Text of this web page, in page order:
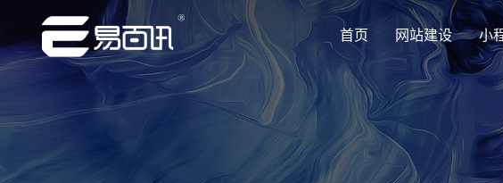
首页 网站建设
专注网站建设行业优质供应商
小
专注网站建设行业优质供应商
专注网站建设行业优质供应商
专注网站建设行业优质供应商
专注网站建设行业优质供应商